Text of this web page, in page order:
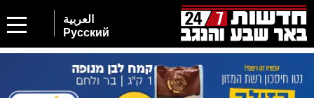
العربية
Русский